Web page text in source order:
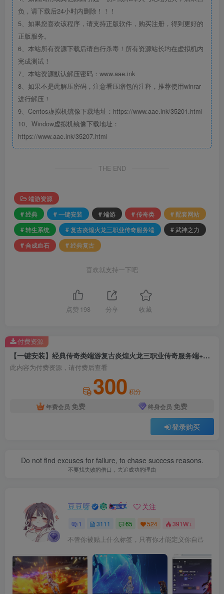
负，请下载后24小时内删除！！！
5、如果您喜欢该程序，请支持正版软件，购买注册，得到更好的
正版服务。
6、本站所有资源下载后请自行杀毒！所有资源站长均在虚拟机内
完成测试！
7、本站资源默认解压密码：www.aae.ink
8、如果不是此解压密码，注意看压缩包的注释，推荐使用winrar
进行解压！
9、Centos虚拟机镜像下载地址：https://www.aae.ink/35201.html
10、Window虚拟机镜像下载地址：
https://www.aae.ink/35207.html
THE END
端游资源
# 经典
# 一键安装 # 端游 # 传奇类
# 配套网站
# 转生系统
# 复古炎煌火龙三职业传奇服务端
# 武神之力
# 合成血石
# 经典复古
喜欢就支持一下吧
点赞 198 分享 收藏
【一键安装】经典传奇类端游复古炎煌火龙三职业传奇服务端+武神之力+转生系统+合成血石+经典复古+配套网站
此内容为付费资源，请付费后查看
300 积分
年费会员 免费 终身会员 免费
登录购买
付费资源
Do not find excuses for failure, to chase success reasons.
不要找失败的借口，去追成功的理由
豆豆呀 关注
1 3111 65 524 391W+
不管你被贴上什么标签，只有你才能定义你自己